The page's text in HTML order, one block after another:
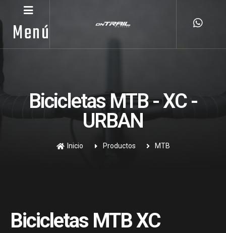
Menú
Bicicletas MTB - XC -
URBAN
Inicio Productos MTB
Bicicletas MTB XC